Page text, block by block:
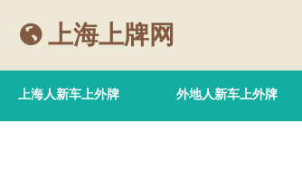
上海上牌网
上海人新车上外牌 外地人新车上外牌